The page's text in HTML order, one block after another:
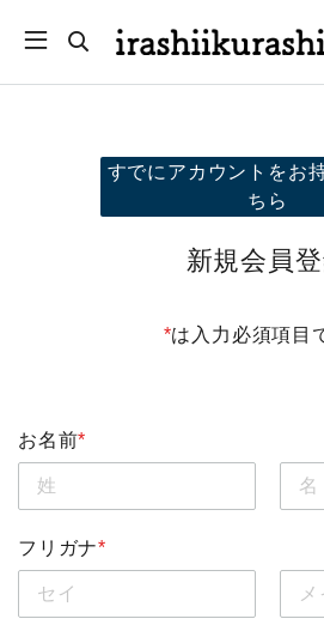
すでにアカウントをお
ちら
新規会員
*は入力必須項目
お名前*
フリガナ*